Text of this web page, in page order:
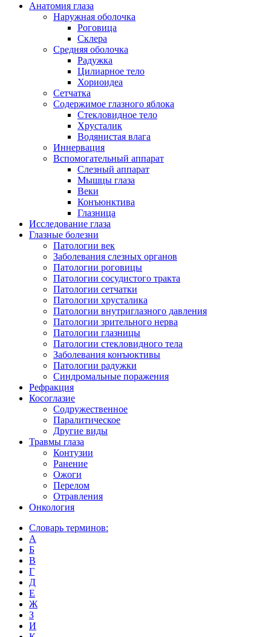
Анатомия глаза
Наружная оболочка
Роговица
Склера
Средняя оболочка
Радужка
Цилиарное тело
Хориоидеа
Сетчатка
Содержимое глазного яблока
Стекловидное тело
Хрусталик
Водянистая влага
Иннервация
Вспомогательный аппарат
Слезный аппарат
Мышцы глаза
Веки
Конъюнктива
Глазница
Исследование глаза
Глазные болезни
Патологии век
Заболевания слезных органов
Патологии роговицы
Патологии сосудистого тракта
Патологии сетчатки
Патологии хрусталика
Патологии внутриглазного давления
Патологии зрительного нерва
Патологии глазницы
Патологии стекловидного тела
Заболевания конъюктивы
Патологии радужки
Синдромальные поражения
Рефракция
Косоглазие
Содружественное
Паралитическое
Другие виды
Травмы глаза
Контузии
Ранениe
Ожоги
Перелом
Отравления
Онкология
Словарь терминов:
А
Б
В
Г
Д
Е
Ж
З
И